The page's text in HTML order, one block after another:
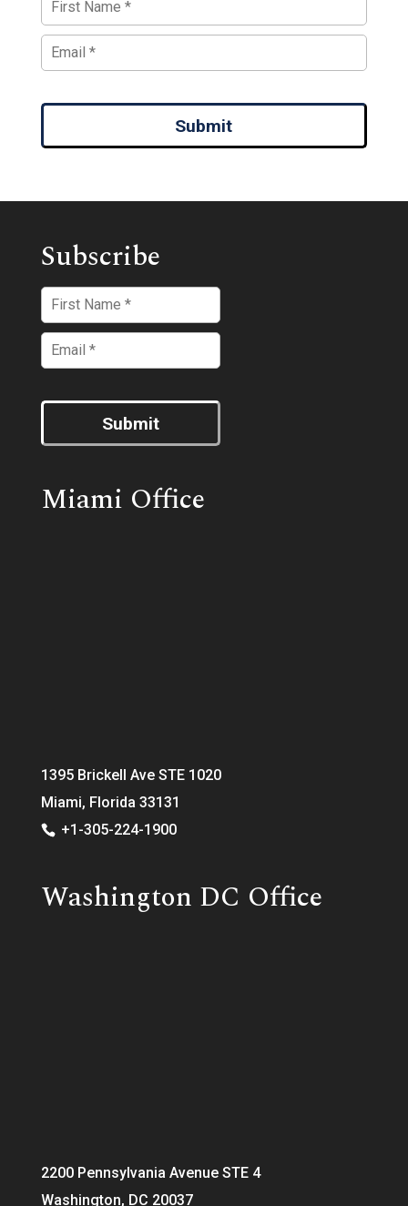
Submit
Subscribe
Submit
Miami Office
1395 Brickell Ave STE 1020
Miami, Florida 33131
+1-305-224-1900
Washington DC Office
2200 Pennsylvania Avenue STE 4
Washington, DC 20037